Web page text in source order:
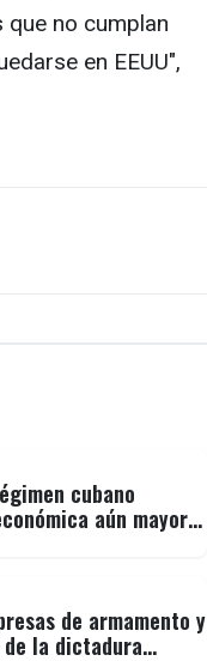
no cumplan
en EEUU",
cubano
aún mayor:
de armamento y
la dictadura